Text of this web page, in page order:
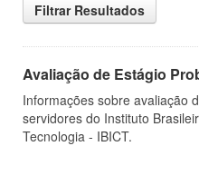
Filtrar Resultados
Avaliação de Estágio
Informações sobre avaliação
servidores do Instituto
Tecnologia - IBICT.